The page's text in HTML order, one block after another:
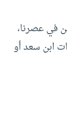
في عصرنا،
ابن سعد أو